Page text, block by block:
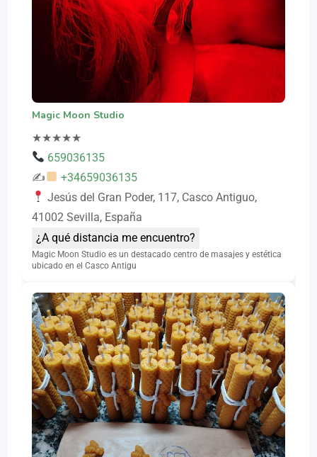
Magic Moon Studio
★★★★★
659036135
✍
+34659036135
Jesús del Gran Poder, 117, Casco Antiguo,
41002 Sevilla, España
¿A qué distancia me encuentro?
Magic Moon Studio es un destacado centro de masajes y estética
ubicado en el Casco Antigu